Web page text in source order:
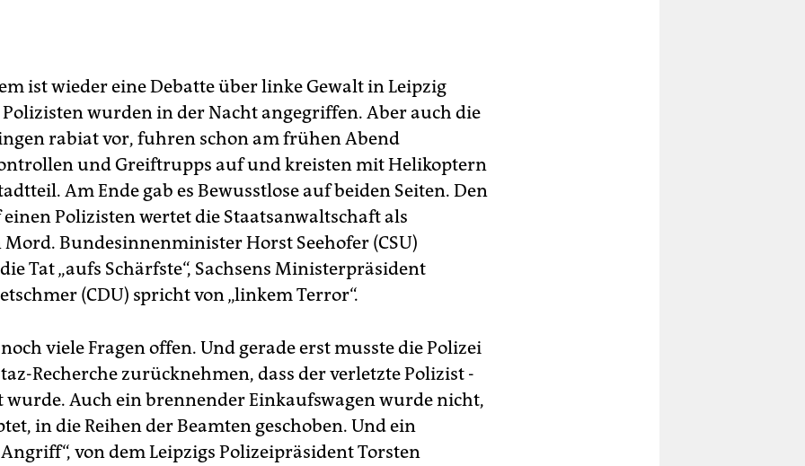
ist wieder eine Debatte über linke Gewalt in Leipzig
wurden in der Nacht angegriffen. Aber auch die
rabiat vor, fuhren schon am frühen Abend
und Greiftrupps auf und kreisten mit Helikoptern
Am Ende gab es Bewusstlose auf beiden Seiten. Den
Polizisten wertet die Staatsanwaltschaft als
Bundesinnenminister Horst Seehofer (CSU)
Tat „aufs Schärfste“, Sachsens Ministerpräsident
(CDU) spricht von „linkem Terror“.
viele Fragen offen. Und gerade erst musste die Polizei
Recherche zurücknehmen, dass der verletzte Polizist
Auch ein brennender Einkaufswagen wurde nicht,
in die Reihen der Beamten geschoben. Und ein
von dem Leipzigs Polizeipräsident Torsten